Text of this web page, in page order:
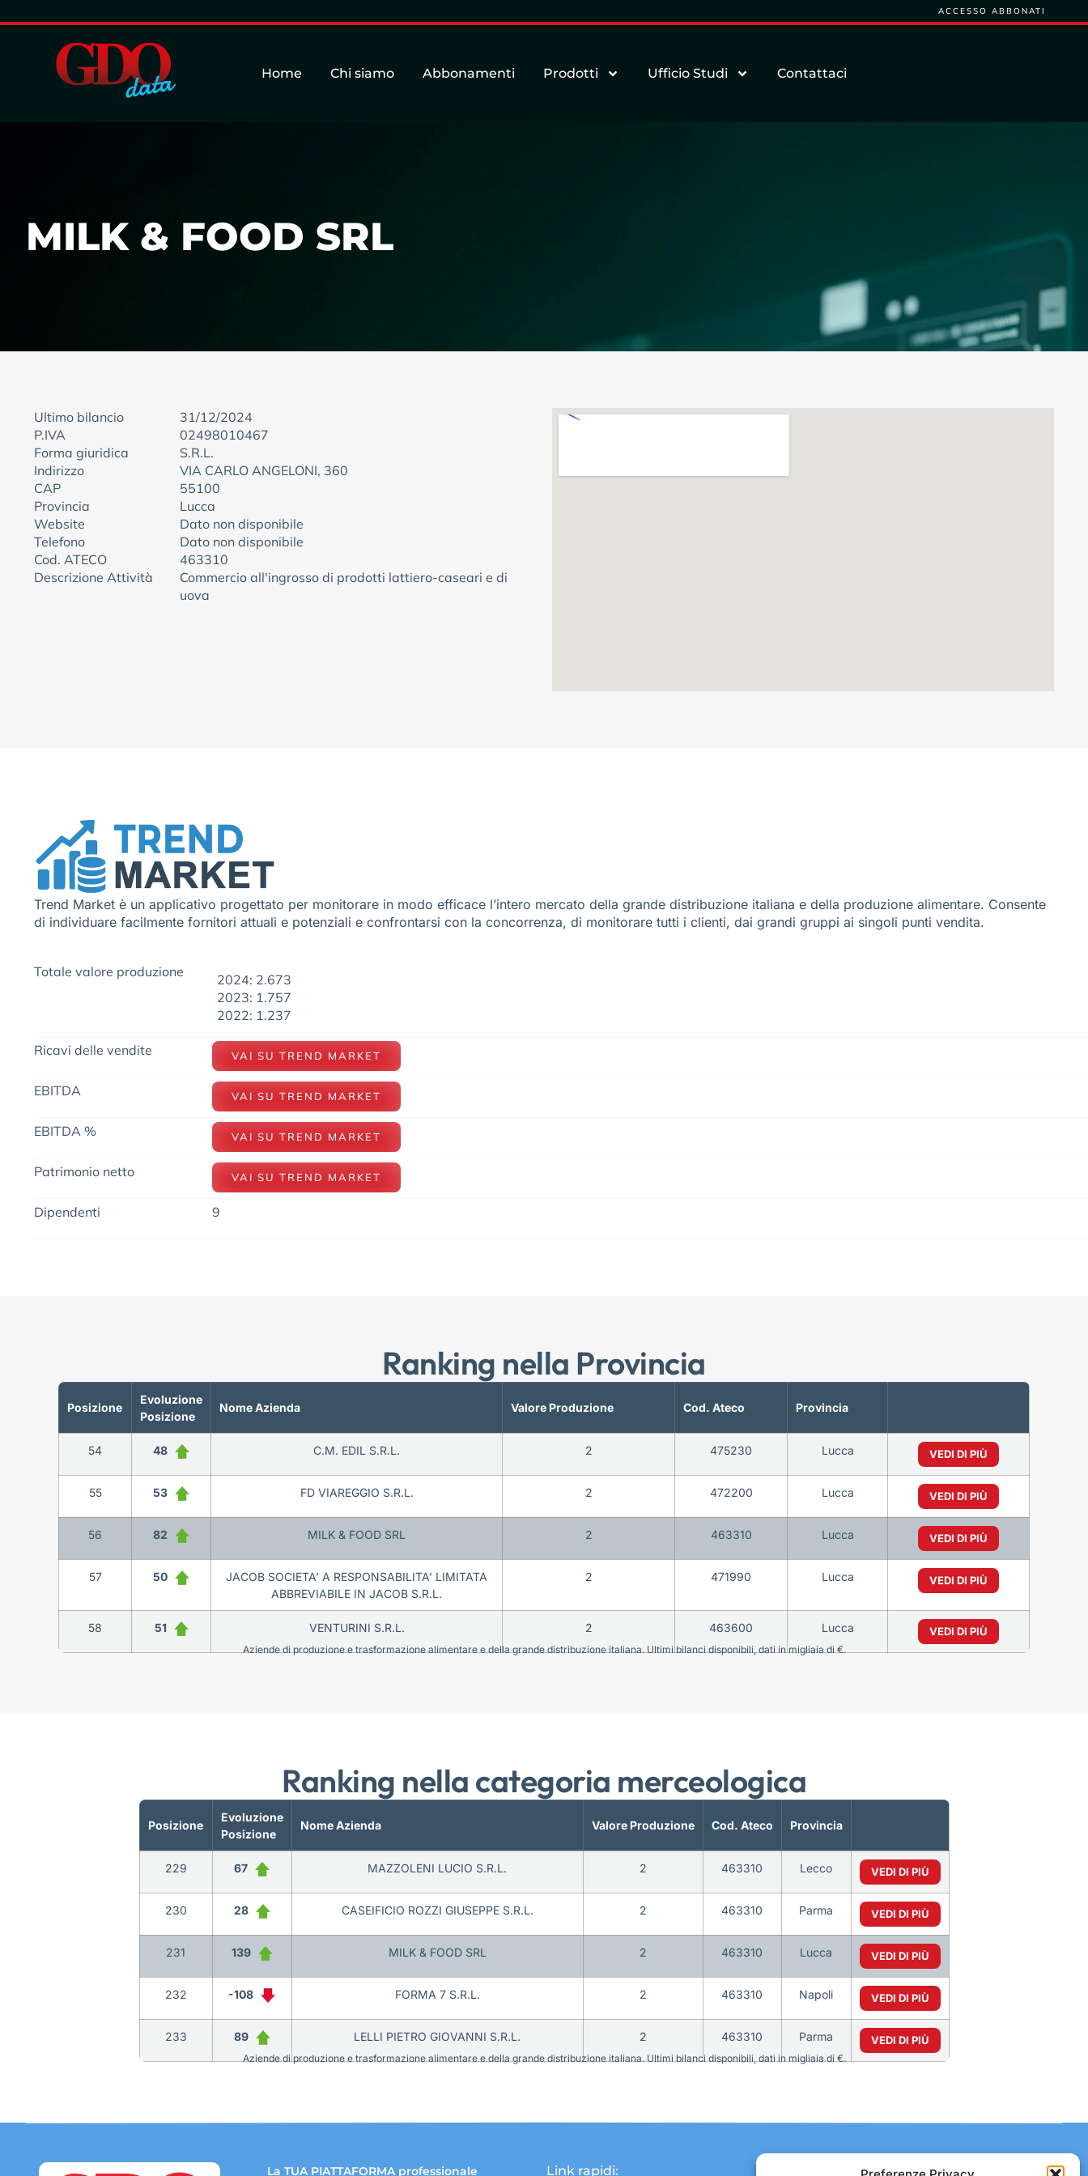
ACCESSO ABBONATI
Home Chi siamo Abbonamenti Prodotti Ufficio Studi Contattaci
MILK & FOOD SRL
Ultimo bilancio
31/12/2024
P.IVA
02498010467
Forma giuridica
S.R.L.
Indirizzo
VIA CARLO ANGELONI, 360
CAP
55100
Provincia
Lucca
Website
Dato non disponibile
Telefono
Dato non disponibile
Cod. ATECO
463310
Descrizione Attività
Commercio all'ingrosso di prodotti lattiero-caseari e di
uova
Trend Market è un applicativo progettato per monitorare in modo efficace l’intero mercato della grande distribuzione italiana e della produzione alimentare. Consente
di individuare facilmente fornitori attuali e potenziali e confrontarsi con la concorrenza, di monitorare tutti i clienti, dai grandi gruppi ai singoli punti vendita.
Totale valore produzione
2024: 2.673
2023: 1.757
2022: 1.237
Ricavi delle vendite VAI SU TREND MARKET
EBITDA VAI SU TREND MARKET
EBITDA % VAI SU TREND MARKET
Patrimonio netto VAI SU TREND MARKET
Dipendenti 9
Ranking nella Provincia
Posizione
Evoluzione
Posizione
Nome Azienda Valore Produzione Cod. Ateco Provincia
54 48 C.M. EDIL S.R.L. 2 475230 Lucca VEDI DI PIÙ
55 53 FD VIAREGGIO S.R.L. 2 472200 Lucca VEDI DI PIÙ
56 82 MILK & FOOD SRL 2 463310 Lucca VEDI DI PIÙ
57 50
JACOB SOCIETA’ A RESPONSABILITA’ LIMITATA
ABBREVIABILE IN JACOB S.R.L.
2 471990 Lucca VEDI DI PIÙ
58 51 VENTURINI S.R.L. 2 463600 Lucca VEDI DI PIÙ
Aziende di produzione e trasformazione alimentare e della grande distribuzione italiana. Ultimi bilanci disponibili, dati in migliaia di €.
Ranking nella categoria merceologica
Posizione
Evoluzione
Posizione
Nome Azienda Valore Produzione Cod. Ateco Provincia
229 67 MAZZOLENI LUCIO S.R.L. 2 463310 Lecco VEDI DI PIÙ
230 28 CASEIFICIO ROZZI GIUSEPPE S.R.L. 2 463310 Parma VEDI DI PIÙ
231 139 MILK & FOOD SRL 2 463310 Lucca VEDI DI PIÙ
232 -108 FORMA 7 S.R.L. 2 463310 Napoli VEDI DI PIÙ
233 89 LELLI PIETRO GIOVANNI S.R.L. 2 463310 Parma VEDI DI PIÙ
Aziende di produzione e trasformazione alimentare e della grande distribuzione italiana. Ultimi bilanci disponibili, dati in migliaia di €.
La TUA PIATTAFORMA professionale Link rapidi: